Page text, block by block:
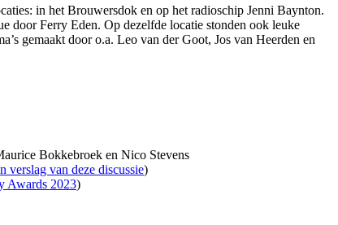
in het Brouwersdok en op het radioschip Jenni Baynton.
door Ferry Eden. Op dezelfde locatie stonden ook leuke
gemaakt door o.a. Leo van der Goot, Jos van Heerden en
Bokkebroek en Nico Stevens
verslag van deze discussie)
Awards 2023)